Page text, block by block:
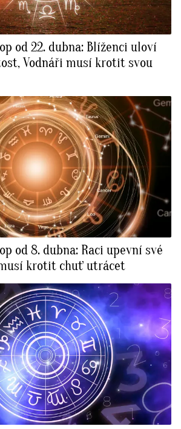
od 22. dubna: Blíženci uloví
Vodnáři musí krotit svou
od 8. dubna: Raci upevní své
krotit chuť utrácet